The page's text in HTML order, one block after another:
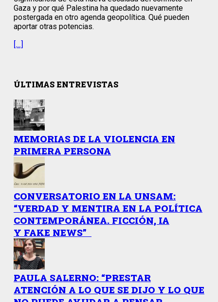
Gaza y por qué Palestina ha quedado nuevamente
postergada en otro agenda geopolítica. Qué pueden
aportar otras potencias.
[…]
ÚLTIMAS ENTREVISTAS
MEMORIAS DE LA VIOLENCIA EN
PRIMERA PERSONA
CONVERSATORIO EN LA UNSAM:
“VERDAD Y MENTIRA EN LA POLÍTICA
CONTEMPORÁNEA. FICCIÓN, IA
Y FAKE NEWS”
PAULA SALERNO: “PRESTAR
ATENCIÓN A LO QUE SE DIJO Y LO QUE